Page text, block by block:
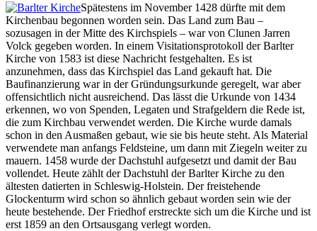
Spätestens im November 1428 dürfte mit dem
Kirchenbau begonnen worden sein. Das Land zum Bau –
sozusagen in der Mitte des Kirchspiels – war von Clunen Jarren
Volck gegeben worden. In einem Visitationsprotokoll der Barlter
Kirche von 1583 ist diese Nachricht festgehalten. Es ist
anzunehmen, dass das Kirchspiel das Land gekauft hat. Die
Baufinanzierung war in der Gründungsurkunde geregelt, war aber
offensichtlich nicht ausreichend. Das lässt die Urkunde von 1434
erkennen, wo von Spenden, Legaten und Strafgeldern die Rede ist,
die zum Kirchbau verwendet werden. Die Kirche wurde damals
schon in den Ausmaßen gebaut, wie sie bis heute steht. Als Material
verwendete man anfangs Feldsteine, um dann mit Ziegeln weiter zu
mauern. 1458 wurde der Dachstuhl aufgesetzt und damit der Bau
vollendet. Heute zählt der Dachstuhl der Barlter Kirche zu den
ältesten datierten in Schleswig-Holstein. Der freistehende
Glockenturm wird schon so ähnlich gebaut worden sein wie der
heute bestehende. Der Friedhof erstreckte sich um die Kirche und ist
erst 1859 an den Ortsausgang verlegt worden.